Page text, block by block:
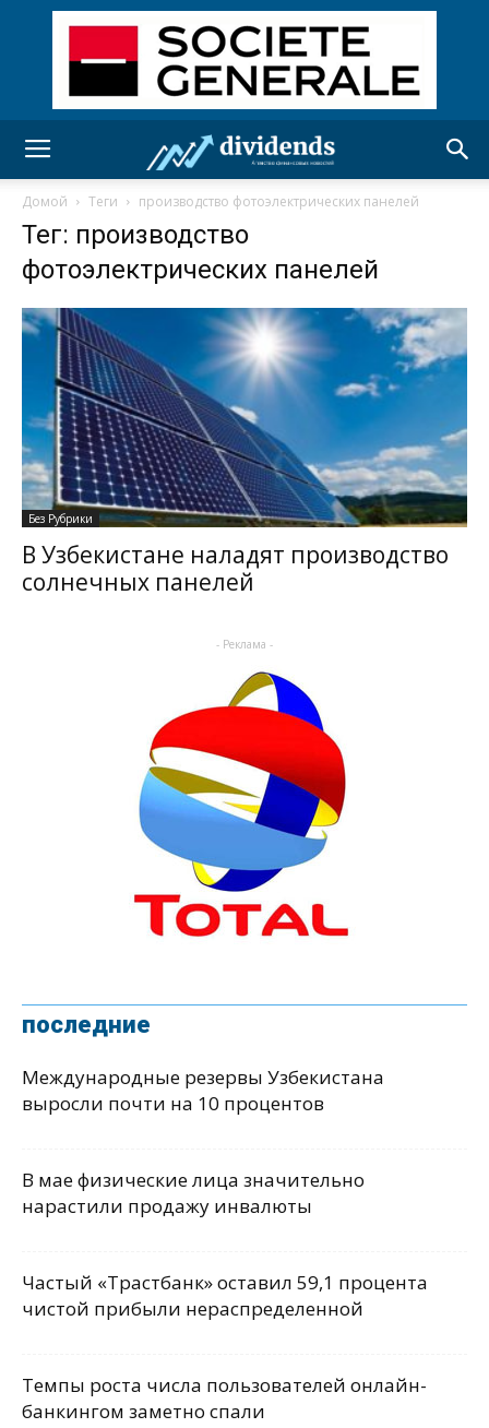
Домой Теги производство фотоэлектрических панелей
Тег: производство
фотоэлектрических панелей
Без Рубрики
В Узбекистане наладят производство
солнечных панелей
- Реклама -
последние
Международные резервы Узбекистана
выросли почти на 10 процентов
В мае физические лица значительно
нарастили продажу инвалюты
Частый «Трастбанк» оставил 59,1 процента
чистой прибыли нераспределенной
Темпы роста числа пользователей онлайн-
банкингом заметно спали